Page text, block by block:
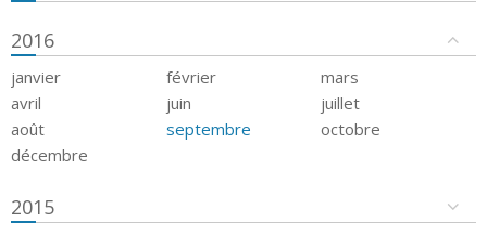
2016
janvier février
mars
avril
juin
juillet
août
septembre
octobre
décembre
2015